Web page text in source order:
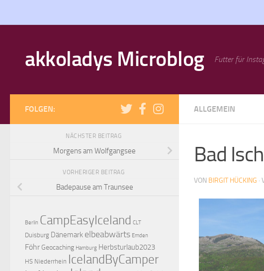
akkoladys Microblog Futter für
ALLGEMEIN
Bad
VON BIRGIT HÜCKING ·
FOLGEN:
NÄCHSTER BEITRAG
Morgens am Wolfgangsee
VORHERIGER BEITRAG
Badepause am Traunsee
Berlin CampEasyIceland CLT
Duisburg Dänemark elbeabwärts Emden
Föhr Geocaching Hamburg Herbsturlaub2023
HS Niederrhein IcelandByCamper